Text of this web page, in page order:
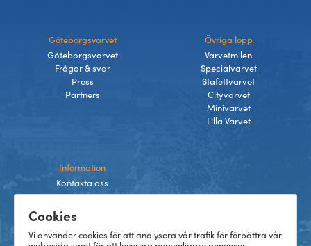
Cookies
Vi använder cookies för att analysera vår trafik för förbättra vår
Göteborgsvarvet
Göteborgsvarvet
Frågor & svar
Press
Partners
Övriga lopp
Varvetmilen
Specialvarvet
Stafettvarvet
Cityvarvet
Minivarvet
Lilla Varvet
Information
Kontakta oss
Villkor
Cookies